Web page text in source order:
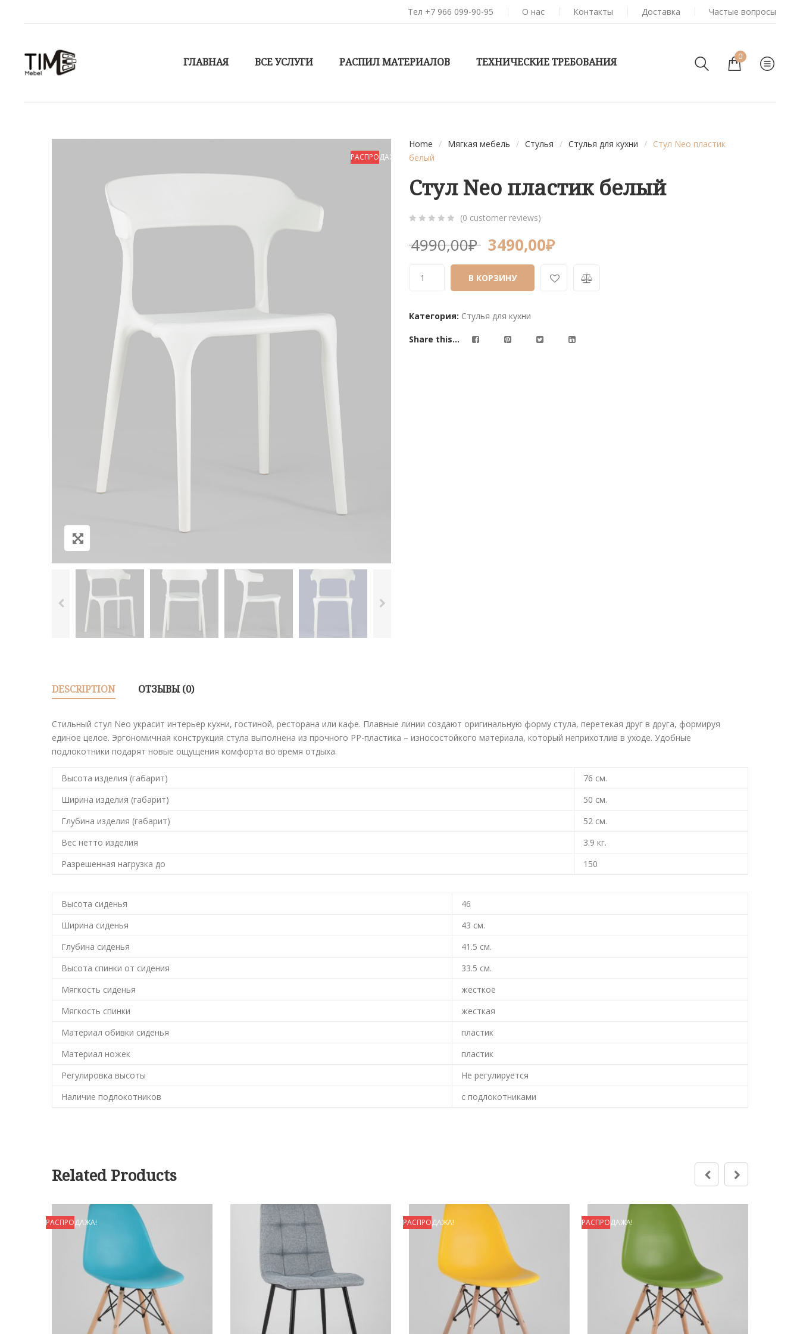
Тел +7 966 099-90-95 О нас Контакты Доставка Частые вопросы
ГЛАВНАЯ ВСЕ УСЛУГИ РАСПИЛ МАТЕРИАЛОВ ТЕХНИЧЕСКИЕ ТРЕБОВАНИЯ 0
РАСПРОДАЖА!
Home / Мягкая мебель / Стулья / Стулья для кухни / Стул Neo пластик
белый
Стул Neo пластик белый
out
based
ratings
(0 customer reviews)
4990,00₽ 3490,00₽
В КОРЗИНУ
Категория: Стулья для кухни
Share this...
DESCRIPTION ОТЗЫВЫ (0)
Стильный стул Neo украсит интерьер кухни, гостиной, ресторана или кафе. Плавные линии создают оригинальную форму стула, перетекая друг в друга, формируя
единое целое. Эргономичная конструкция стула выполнена из прочного PP-пластика – износостойкого материала, который неприхотлив в уходе. Удобные
подлокотники подарят новые ощущения комфорта во время отдыха.
Высота изделия (габарит) 76 см.
Ширина изделия (габарит)
50 см.
Глубина изделия (габарит)
52 см.
Вес нетто изделия
3.9 кг.
Разрешенная нагрузка до
150
Высота сиденья
46
Ширина сиденья
43 см.
Глубина сиденья
41.5 см.
Высота спинки от сидения
33.5 см.
Мягкость сиденья
жесткое
Мягкость спинки
жесткая
Материал обивки сиденья
пластик
Материал ножек
пластик
Регулировка высоты
Не регулируется
Наличие подлокотников
с подлокотниками
Related Products
РАСПРОДАЖА! РАСПРОДАЖА! РАСПРОДАЖА!